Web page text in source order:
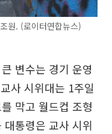
원. (로이터연합뉴스)
변수는 경기 운영
사 시위대는 1주일
막고 월드컵 조형
통령은 교사 시위